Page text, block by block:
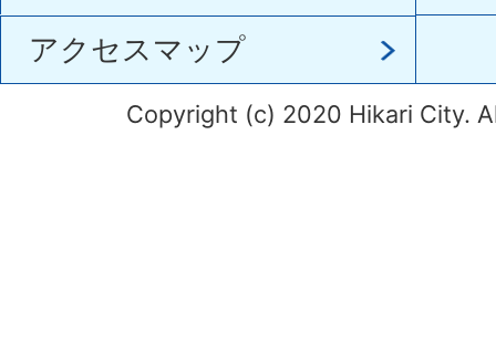
アクセスマップ
Copyright (c) 2020 Hikari City.